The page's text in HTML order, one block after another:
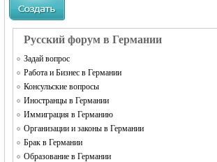
Русский форум в Германии
Задай вопрос
Работа и Бизнес в Германии
Консульские вопросы
Иностранцы в Германии
Иммиграция в Германию
Организации и законы в Германии
Брак в Германии
Образование в Германии